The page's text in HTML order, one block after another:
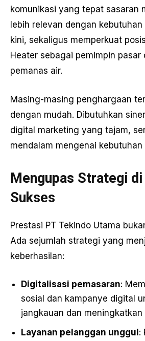
komunikasi yang tepat sasaran
lebih relevan dengan
kini, sekaligus memperkuat
Heater sebagai pemimpin pasar
pemanas air.
Masing-masing penghargaan
dengan mudah. Dibutuhkan
digital marketing yang tajam,
mendalam mengenai kebutuhan
Mengupas Strategi
Sukses
Prestasi PT Tekindo Utama
Ada sejumlah strategi yang
keberhasilan:
Digitalisasi pemasaran:
sosial dan kampanye digital
jangkauan dan
Layanan pelanggan unggul :